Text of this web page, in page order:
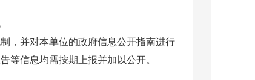
，并对本单位的政府信息公开指南进行
等信息均需按期上报并加以公开。